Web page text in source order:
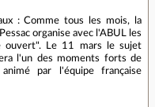
: Comme tous les mois, la
organise avec l'ABUL les
ouvert". Le 11 mars le sujet
l'un des moments forts de
par l'équipe française